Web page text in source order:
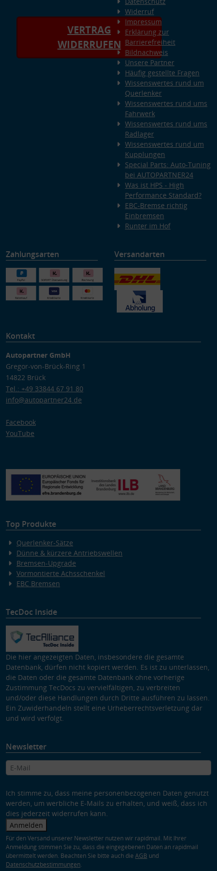
VERTRAG
WIDERRUFEN
Widerruf
Impressum
Erklärung zur
Barrierefreiheit
Bildnachweis
Unsere Partner
Häufig gestellte Fragen
Wissenswertes rund um
Querlenker
Wissenswertes rund ums
Fahrwerk
Wissenswertes rund ums
Radlager
Wissenswertes rund um
Kupplungen
Special Parts: Auto-Tuning
bei AUTOPARTNER24
Was ist HPS - High
Performance Standard?
EBC-Bremse richtig
Einbremsen
Runter im Hof
Zahlungsarten Versandarten
Kontakt
Autopartner GmbH
Gregor-von-Brück-Ring 1
14822 Brück
Tel.: +49 33844 67 91 80
info@autopartner24.de
Facebook
YouTube
Top Produkte
Querlenker-Sätze
Dünne & kürzere Antriebswellen
Bremsen-Upgrade
Vormontierte Achsschenkel
EBC Bremsen
TecDoc Inside
Die hier angezeigten Daten, insbesondere die gesamte
Datenbank, dürfen nicht kopiert werden. Es ist zu unterlassen,
die Daten oder die gesamte Datenbank ohne vorherige
Zustimmung TecDocs zu vervielfältigen, zu verbreiten
und/oder diese Handlungen durch Dritte ausführen zu lassen.
Ein Zuwiderhandeln stellt eine Urheberrechtsverletzung dar
und wird verfolgt.
Newsletter
Ich stimme zu, dass meine personenbezogenen Daten genutzt
werden, um werbliche E-Mails zu erhalten, und weiß, dass ich
dies jederzeit widerrufen kann.
Anmelden
Für den Versand unserer Newsletter nutzen wir rapidmail. Mit Ihrer
Anmeldung stimmen Sie zu, dass die eingegebenen Daten an rapidmail
übermittelt werden. Beachten Sie bitte auch die AGB und
Datenschutzbestimmungen.